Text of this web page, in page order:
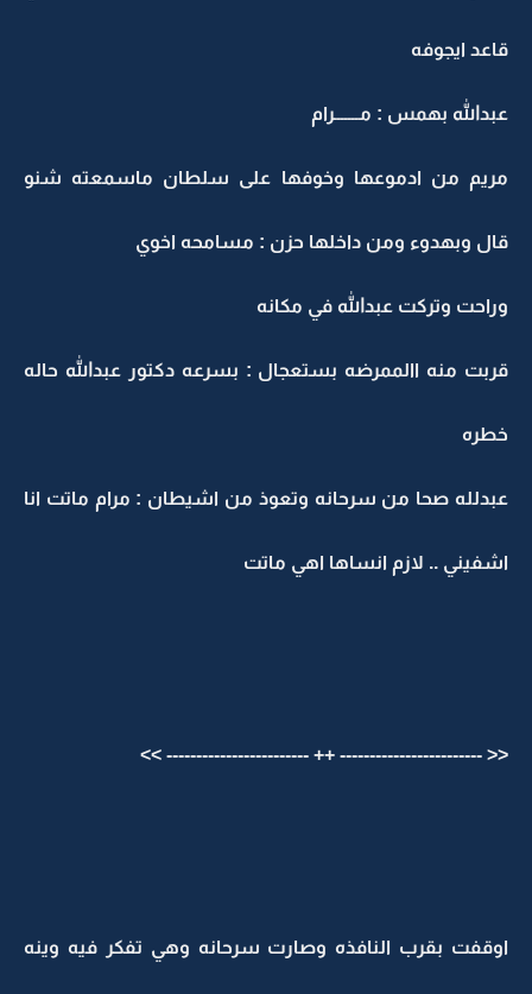
قاعد ايجوفه
عبدالله بهمس : مـــــــرام
مريم من ادموعها وخوفها على سلطان ماسمعته شنو
قال وبهدوء ومن داخلها حزن : مسامحه اخوي
وراحت وتركت عبدالله في مكانه
قربت منه االممرضه بستعجال : بسرعه دكتور عبدالله حاله
خطره
عبدلله صحا من سرحانه وتعوذ من اشيطان : مرام ماتت انا
اشفيني .. لازم انساها اهي ماتت
<< ------------------------ ++ ------------------------ >>
اوقفت بقرب النافذه وصارت سرحانه وهي تفكر فيه وينه